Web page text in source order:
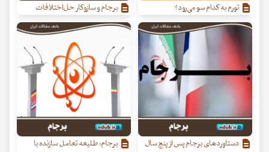
تورم به کدام سو می‌رود؟ برجام و سازوکار حل‌اختلافات
دستاوردهای برجام پس از پنج سال
برجام؛ طلیعه تعامل سازنده با